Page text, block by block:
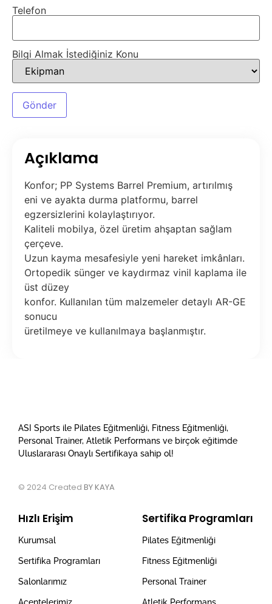
Telefon
Bilgi Almak İstediğiniz Konu
Açıklama
Konfor; PP Systems Barrel Premium, artırılmış
eni ve ayakta durma platformu, barrel
egzersizlerini kolaylaştırıyor.
Kaliteli mobilya, özel üretim ahşaptan sağlam
çerçeve.
Uzun kayma mesafesiyle yeni hareket imkânları.
Ortopedik sünger ve kaydırmaz vinil kaplama ile
üst düzey
konfor. Kullanılan tüm malzemeler detaylı AR-GE
sonucu
üretilmeye ve kullanılmaya başlanmıştır.
ASI Sports ile Pilates Eğitmenliği, Fitness Eğitmenliği,
Personal Trainer, Atletik Performans ve birçok eğitimde
Uluslararası Onaylı Sertifikaya sahip ol!
© 2024 Created BY KAYA
Hızlı Erişim
Kurumsal
Sertifika Programları
Salonlarımız
Sertifika Programları
Pilates Eğitmenliği
Fitness Eğitmenliği
Personal Trainer